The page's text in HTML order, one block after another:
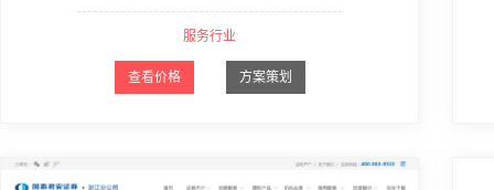
服务行业
查看价格 方案策划